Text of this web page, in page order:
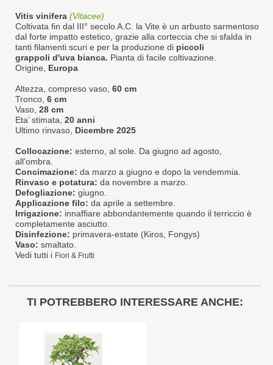
Vitis vinifera (Vitacee)
Coltivata fin dal III° secolo A.C. la Vite è un arbusto sarmentoso
dal forte impatto estetico, grazie alla corteccia che si sfalda in
tanti filamenti scuri e per la produzione di piccoli
grappoli d'uva bianca. Pianta di facile coltivazione.
Origine, Europa
Altezza, compreso vaso, 60 cm
Tronco, 6 cm
Vaso, 28 cm
Eta’ stimata, 20 anni
Ultimo rinvaso, Dicembre 2025
Collocazione: esterno, al sole. Da giugno ad agosto,
all’ombra.
Concimazione: da marzo a giugno e dopo la vendemmia.
Rinvaso e potatura: da novembre a marzo.
Defogliazione: giugno.
Applicazione filo: da aprile a settembre.
Irrigazione: innaffiare abbondantemente quando il terriccio è
completamente asciutto.
Disinfezione: primavera-estate (Kiros, Fongys)
Vaso: smaltato.
Vedi tutti i Fiori & Frutti
TI POTREBBERO INTERESSARE ANCHE: